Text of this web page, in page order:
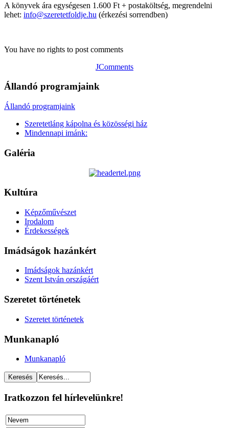
A könyvek ára egységesen 1.600 Ft + postaköltség, megrendelni
lehet: info@szeretetfoldje.hu (érkezési sorrendben)
You have no rights to post comments
JComments
Állandó programjaink
Állandó programjaink
Szeretetláng kápolna és közösségi ház
Mindennapi imánk:
Galéria
Kultúra
Képzőművészet
Irodalom
Érdekességek
Imádságok hazánkért
Imádságok hazánkért
Szent István országáért
Szeretet történetek
Szeretet történetek
Munkanapló
Munkanapló
Iratkozzon fel hírlevelünkre!